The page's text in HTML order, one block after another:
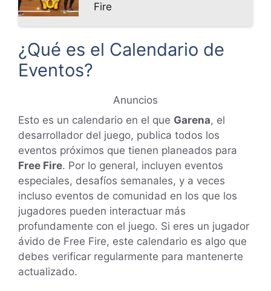
Fire
¿Qué es el Calendario de
Eventos?
Anuncios
Esto es un calendario en el que Garena, el
desarrollador del juego, publica todos los
eventos próximos que tienen planeados para
Free Fire. Por lo general, incluyen eventos
especiales, desafíos semanales, y a veces
incluso eventos de comunidad en los que los
jugadores pueden interactuar más
profundamente con el juego. Si eres un jugador
ávido de Free Fire, este calendario es algo que
debes verificar regularmente para mantenerte
actualizado.